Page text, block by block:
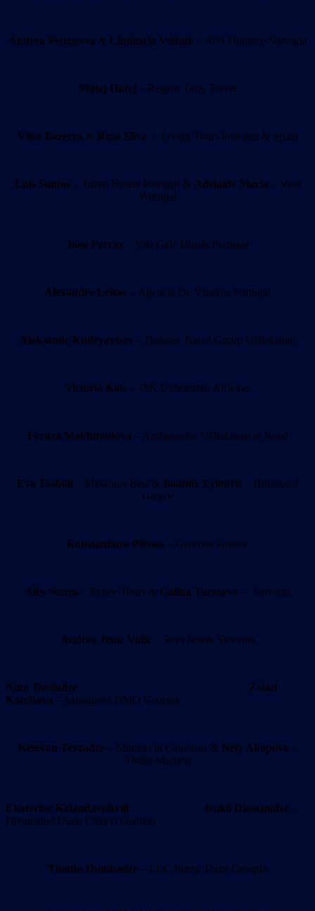
Andrea Petrusova & Liudmyla Voitiuk – SPA Dudince Slovakia
Matej Hutej – Region Tatry Travel
Vitor Bezerra & Rosa Silva – Living Tours Portugal & Spain
Luis Santos – Turim Hotels Potrugal & Adelaide Maria – Visit
Potrugal
Joao Ferraz – Vila Gale Hotels Portugal
Alexandre Leitao – Agencia De Vlagens Portugal
Aleksandr Kudryavtsev – Dolores Travel Group Uzbekistan
Victoria Kats – JSK Uzbekistan Airways
Feruza Makhmudova – Ambassador Uzbekistan in Israel
Eva Tsabali – Mykonos Best & Ioannis Xylouris– Holidays2
Greece
Konstantinos Pletsas – Grecotel Greece
Ales Sturm – Renee Tours & Galina Tarasova – Slovenia
Andrea Jemc Vidic– Sava hotels Slovenia
Nino Tortladze
Zviad
Karchava – Samegrelo DMO Georgia
Ketevan Tevzadze– Mimino in Caucasus & Nely Akopova –
Tbilisi Marriott
Ekaterine Kalandarishvili Irakli Diasamidze –
Dreamland Oasis Chakvi Georgia
Tinatin Dumbadze – LLC Junny Tours Georgia